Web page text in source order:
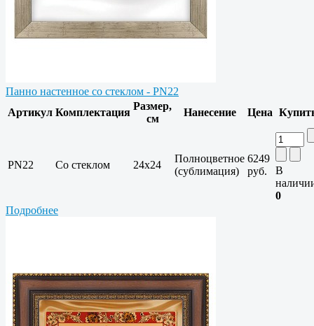
Панно настенное со стеклом - PN22
Артикул Комплектация
Размер,
см
Нанесение Цена
PN22 Со стеклом 24х24
Полноцветное
(сублимация)
6249
руб.
В
0
Подробнее